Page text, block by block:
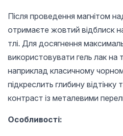
Після проведення магнітом
отримаєте жовтий відблиск
тлі. Для досягнення
використовувати гель лак на
наприклад класичному
підкреслить глибину
контраст із металевими
Особливості: